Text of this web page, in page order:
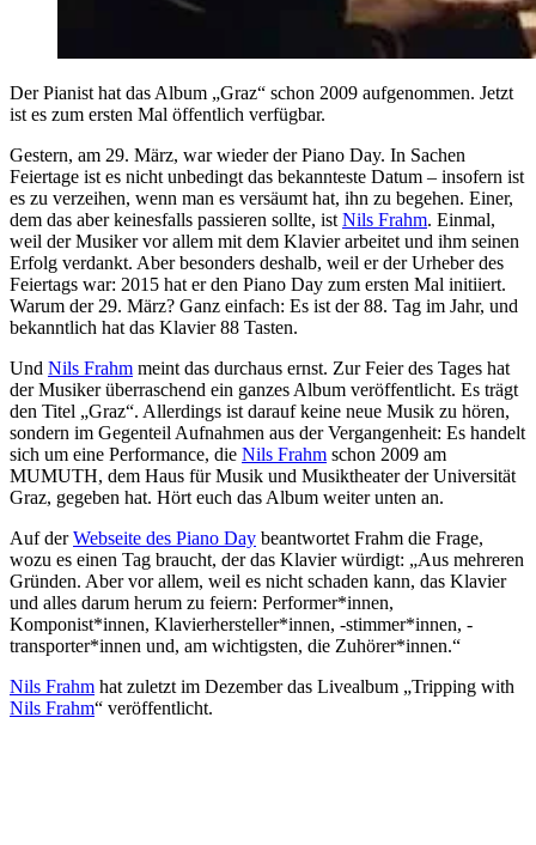
Der Pianist hat das Album „Graz“ schon 2009 aufgenommen. Jetzt
ist es zum ersten Mal öffentlich verfügbar.
Gestern, am 29. März, war wieder der Piano Day. In Sachen
Feiertage ist es nicht unbedingt das bekannteste Datum – insofern ist
es zu verzeihen, wenn man es versäumt hat, ihn zu begehen. Einer,
dem das aber keinesfalls passieren sollte, ist Nils Frahm. Einmal,
weil der Musiker vor allem mit dem Klavier arbeitet und ihm seinen
Erfolg verdankt. Aber besonders deshalb, weil er der Urheber des
Feiertags war: 2015 hat er den Piano Day zum ersten Mal initiiert.
Warum der 29. März? Ganz einfach: Es ist der 88. Tag im Jahr, und
bekanntlich hat das Klavier 88 Tasten.
Und Nils Frahm meint das durchaus ernst. Zur Feier des Tages hat
der Musiker überraschend ein ganzes Album veröffentlicht. Es trägt
den Titel „Graz“. Allerdings ist darauf keine neue Musik zu hören,
sondern im Gegenteil Aufnahmen aus der Vergangenheit: Es handelt
sich um eine Performance, die Nils Frahm schon 2009 am
MUMUTH, dem Haus für Musik und Musiktheater der Universität
Graz, gegeben hat. Hört euch das Album weiter unten an.
Auf derWebseite des Piano Day beantwortet Frahm die Frage,
wozu es einen Tag braucht, der das Klavier würdigt: „Aus mehreren
Gründen. Aber vor allem, weil es nicht schaden kann, das Klavier
und alles darum herum zu feiern: Performer*innen,
Komponist*innen, Klavierhersteller*innen, -stimmer*innen, -
transporter*innen und, am wichtigsten, die Zuhörer*innen.“
Nils Frahm hat zuletzt im Dezember das Livealbum „Tripping with
Nils Frahm“ veröffentlicht.